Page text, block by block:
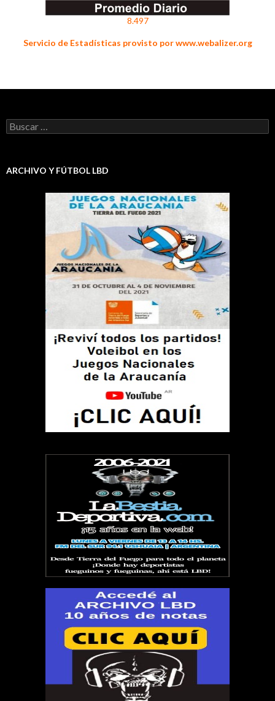
8.497
Servicio de Estadísticas provisto por www.webalizer.org
Buscar:
ARCHIVO Y FÚTBOL LBD